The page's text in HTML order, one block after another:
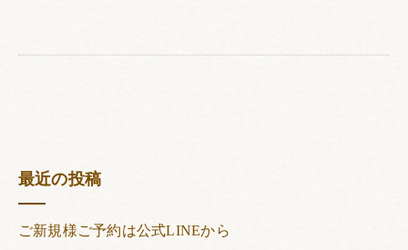
最近の投稿
ご新規様ご予約は公式LINEから